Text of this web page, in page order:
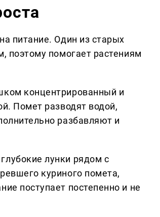
питание. Один из старых
поэтому помогает растениям
концентрированный и
Помет разводят водой,
разбавляют и
лунки рядом с
куриного помета,
поступает постепенно и не